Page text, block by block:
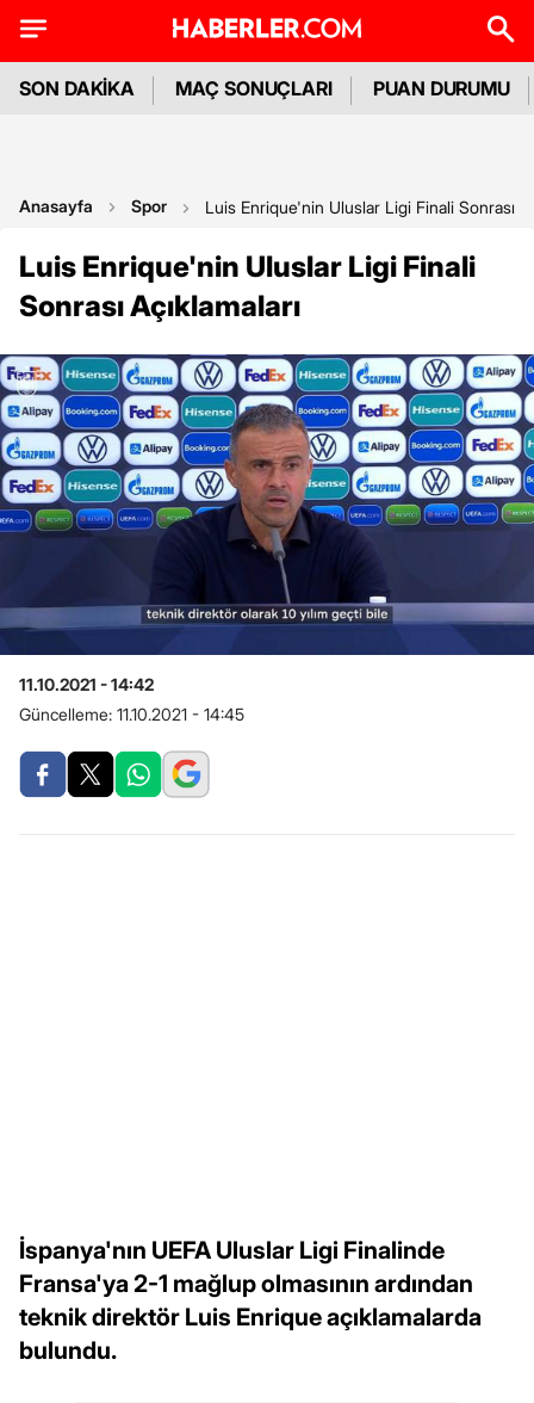
SON DAKİKA MAÇ SONUÇLARI PUAN DURUMU
Anasayfa Spor Luis Enrique'nin Uluslar Ligi Finali Sonrası
Luis Enrique'nin Uluslar Ligi Finali
Sonrası Açıklamaları
11.10.2021 - 14:42
Güncelleme: 11.10.2021 - 14:45
İspanya'nın UEFA Uluslar Ligi Finalinde
Fransa'ya 2-1 mağlup olmasının ardından
teknik direktör Luis Enrique açıklamalarda
bulundu.